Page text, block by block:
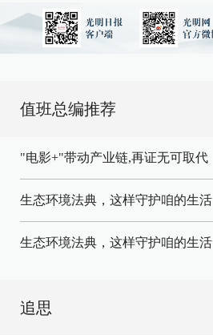
值班总编推荐
"电影+"带动产业链,再证无可取代
生态环境法典，这样守护咱的生活
生态环境法典，这样守护咱的生活
追思